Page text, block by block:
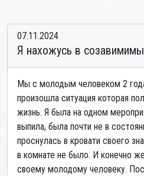
07.11.2024
Я нахожусь в
Мы с молодым человеком 2
произошла ситуация которая
жизнь. Я была на одном
выпила, была почти не в
проснулась в кровати своего
в комнате не было. И конечно
своему молодому человеку.